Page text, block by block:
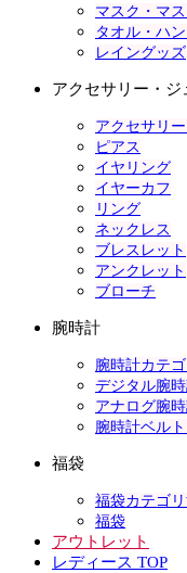
マスク・マ
タオル・ハ
レイングッズ
アクセサリー・ジ
アクセサリ
ピアス
イヤリング
イヤーカフ
リング
ネックレス
ブレスレット
アンクレット
ブローチ
腕時計
腕時計カテ
デジタル腕
アナログ腕
腕時計ベル
福袋
福袋カテゴ
福袋
アウトレット
レディース TOP